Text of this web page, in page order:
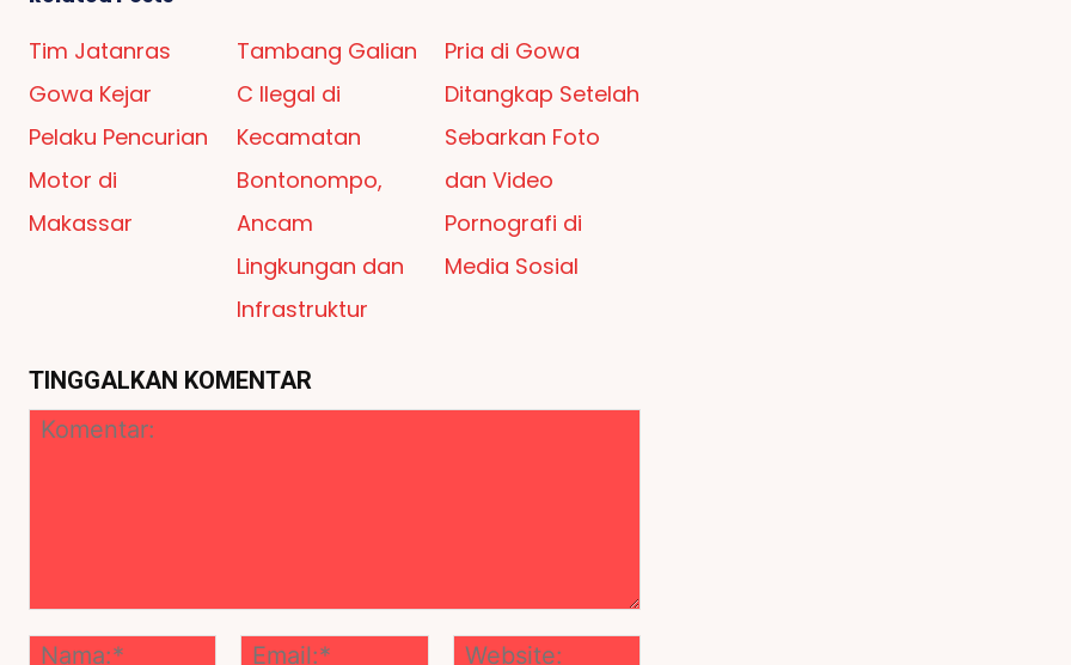
Tim Jatanras
Gowa Kejar
Pelaku Pencurian
Motor di
Makassar
Tambang Galian
C Ilegal di
Kecamatan
Bontonompo,
Ancam
Lingkungan dan
Infrastruktur
Pria di Gowa
Ditangkap Setelah
Sebarkan Foto
dan Video
Pornografi di
Media Sosial
TINGGALKAN KOMENTAR
Nama:*
Email:*